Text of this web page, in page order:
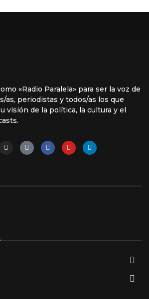
«Radio Paralela» para ser la voz de
as, periodistas y todos/as los que
visión de la política, la cultura y el